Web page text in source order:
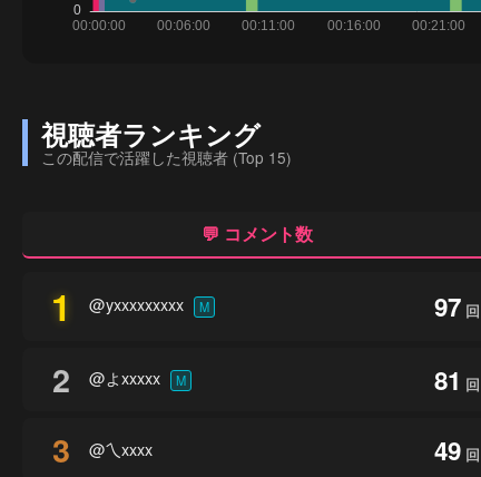
視聴者ランキング
この配信で活躍した視聴者 (Top 15)
💬 コメント数
1 @yxxxxxxxxx M 97 回
2 @よxxxxx M 81 回
3 @乀xxxx 49 回